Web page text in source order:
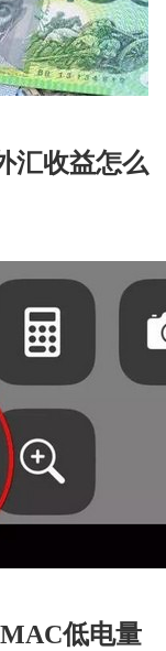
汇收益怎么
低电量